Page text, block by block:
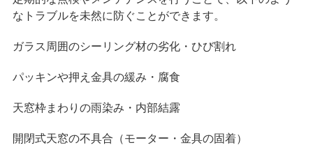
なトラブルを未然に防ぐことができます。
ガラス周囲のシーリング材の劣化・ひび割れ
パッキンや押え金具の緩み・腐食
天窓枠まわりの雨染み・内部結露
開閉式天窓の不具合（モーター・金具の固着）